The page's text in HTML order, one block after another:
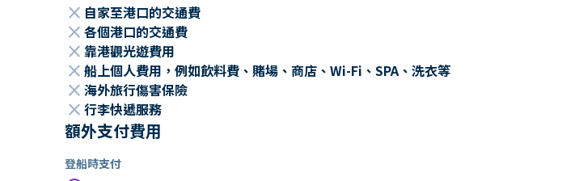
close 自家至港口的交通費
close 各個港口的交通費
close 靠港觀光遊費用
close 船上個人費用，例如飲料費、賭場、商店、Wi-Fi、SPA、洗衣等
close 海外旅行傷害保險
close 行李快遞服務
額外支付費用
登船時支付